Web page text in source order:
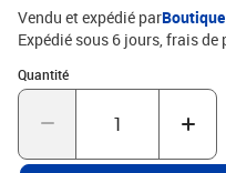
Vendu et expédié par
Expédié sous 6 jours, frais de
Quantité
Quantité : 1